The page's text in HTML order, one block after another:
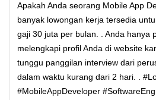
Apakah Anda seorang Mobile App
banyak lowongan kerja tersedia
gaji 30 juta per bulan. . Anda hanya
melengkapi profil Anda di website
tunggu panggilan interview dari
dalam waktu kurang dari 2 hari. .
#MobileAppDeveloper